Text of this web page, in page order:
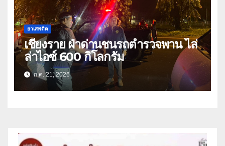
ยาเสพติด
เชียงราย ฝ่าด่านชนรถตำรวจพาน ไล่
ล่าไอซ์ 600 กิโลกรัม
ก.ค. 21, 2026